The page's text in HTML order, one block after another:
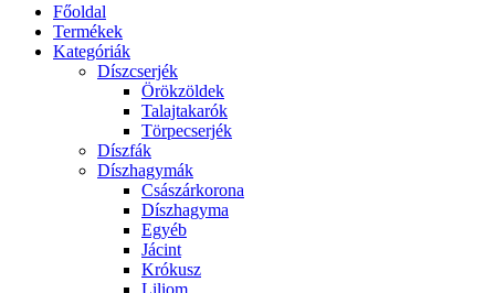
Főoldal
Termékek
Kategóriák
Díszcserjék
Örökzöldek
Talajtakarók
Törpecserjék
Díszfák
Díszhagymák
Császárkorona
Díszhagyma
Egyéb
Jácint
Krókusz
Liliom